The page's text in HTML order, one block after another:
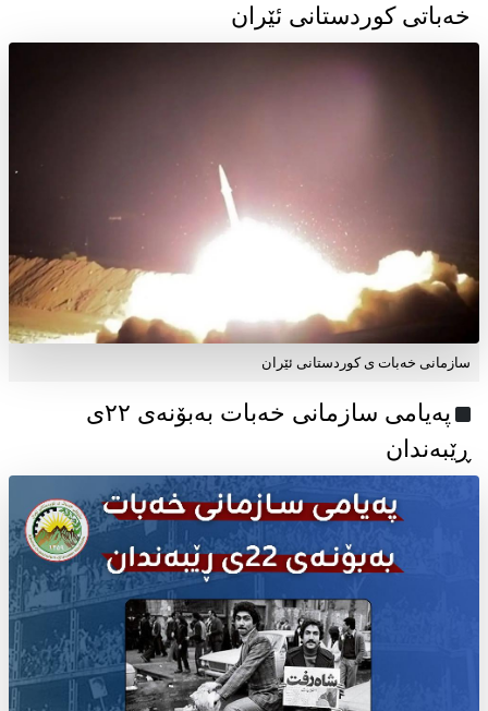
خەباتی کوردستانی ئێران
سازمانی خەبات ی کوردستانی ئێران
پەیامی سازمانی خەبات بەبۆنەی ۲۲ی
ڕێبەندان